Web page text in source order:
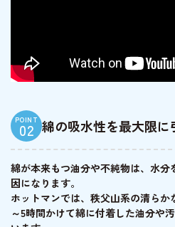
POINT
02 綿の吸水性を最大限に
綿が本来もつ油分や不純物は、水
因になります。
ホットマンでは、秩父山系の清ら
～5時間かけて綿に付着した油分や